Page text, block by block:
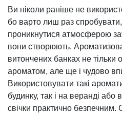
Ви ніколи раніше не
бо варто лиш раз
проникнутися атмосферою
вони створюють.
витончених банках не тільки
ароматом, але ще і чудово
Використовувати такі
будинку, так і на веранді або
свічки практично безпечним.